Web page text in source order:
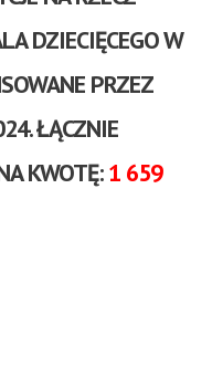
DZIECIĘCEGO W
PRZEZ
ŁĄCZNIE
KWOTĘ:1 659